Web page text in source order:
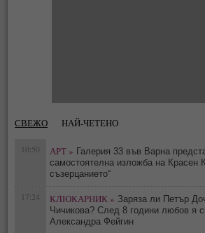
СВЕЖО НАЙ-ЧЕТЕНО
10:50 АРТ » Галерия 33 във Варна
самостоятелна изложба на Красен
съзерцанието“
17:24 КЛЮКАРНИК » Заряза ли Петър
Чичикова? След 8 години любов я
Александра Фейгин